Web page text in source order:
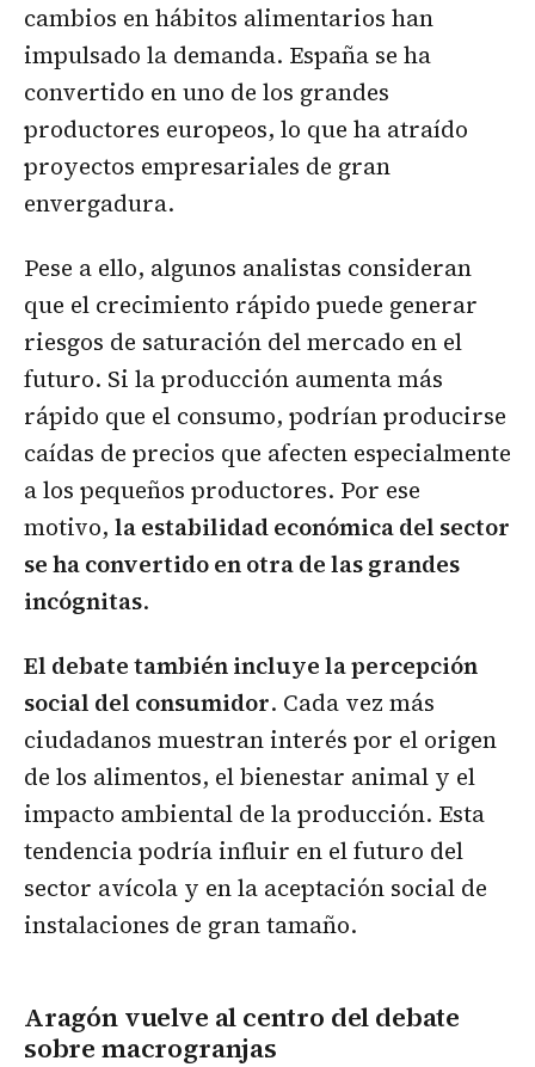
cambios en hábitos alimentarios han
impulsado la demanda. España se ha
convertido en uno de los grandes
productores europeos, lo que ha atraído
proyectos empresariales de gran
envergadura.
Pese a ello, algunos analistas consideran
que el crecimiento rápido puede generar
riesgos de saturación del mercado en el
futuro. Si la producción aumenta más
rápido que el consumo, podrían producirse
caídas de precios que afecten especialmente
a los pequeños productores. Por ese
motivo, la estabilidad económica del sector
se ha convertido en otra de las grandes
incógnitas.
El debate también incluye la percepción
social del consumidor. Cada vez más
ciudadanos muestran interés por el origen
de los alimentos, el bienestar animal y el
impacto ambiental de la producción. Esta
tendencia podría influir en el futuro del
sector avícola y en la aceptación social de
instalaciones de gran tamaño.
Aragón vuelve al centro del debate
sobre macrogranjas